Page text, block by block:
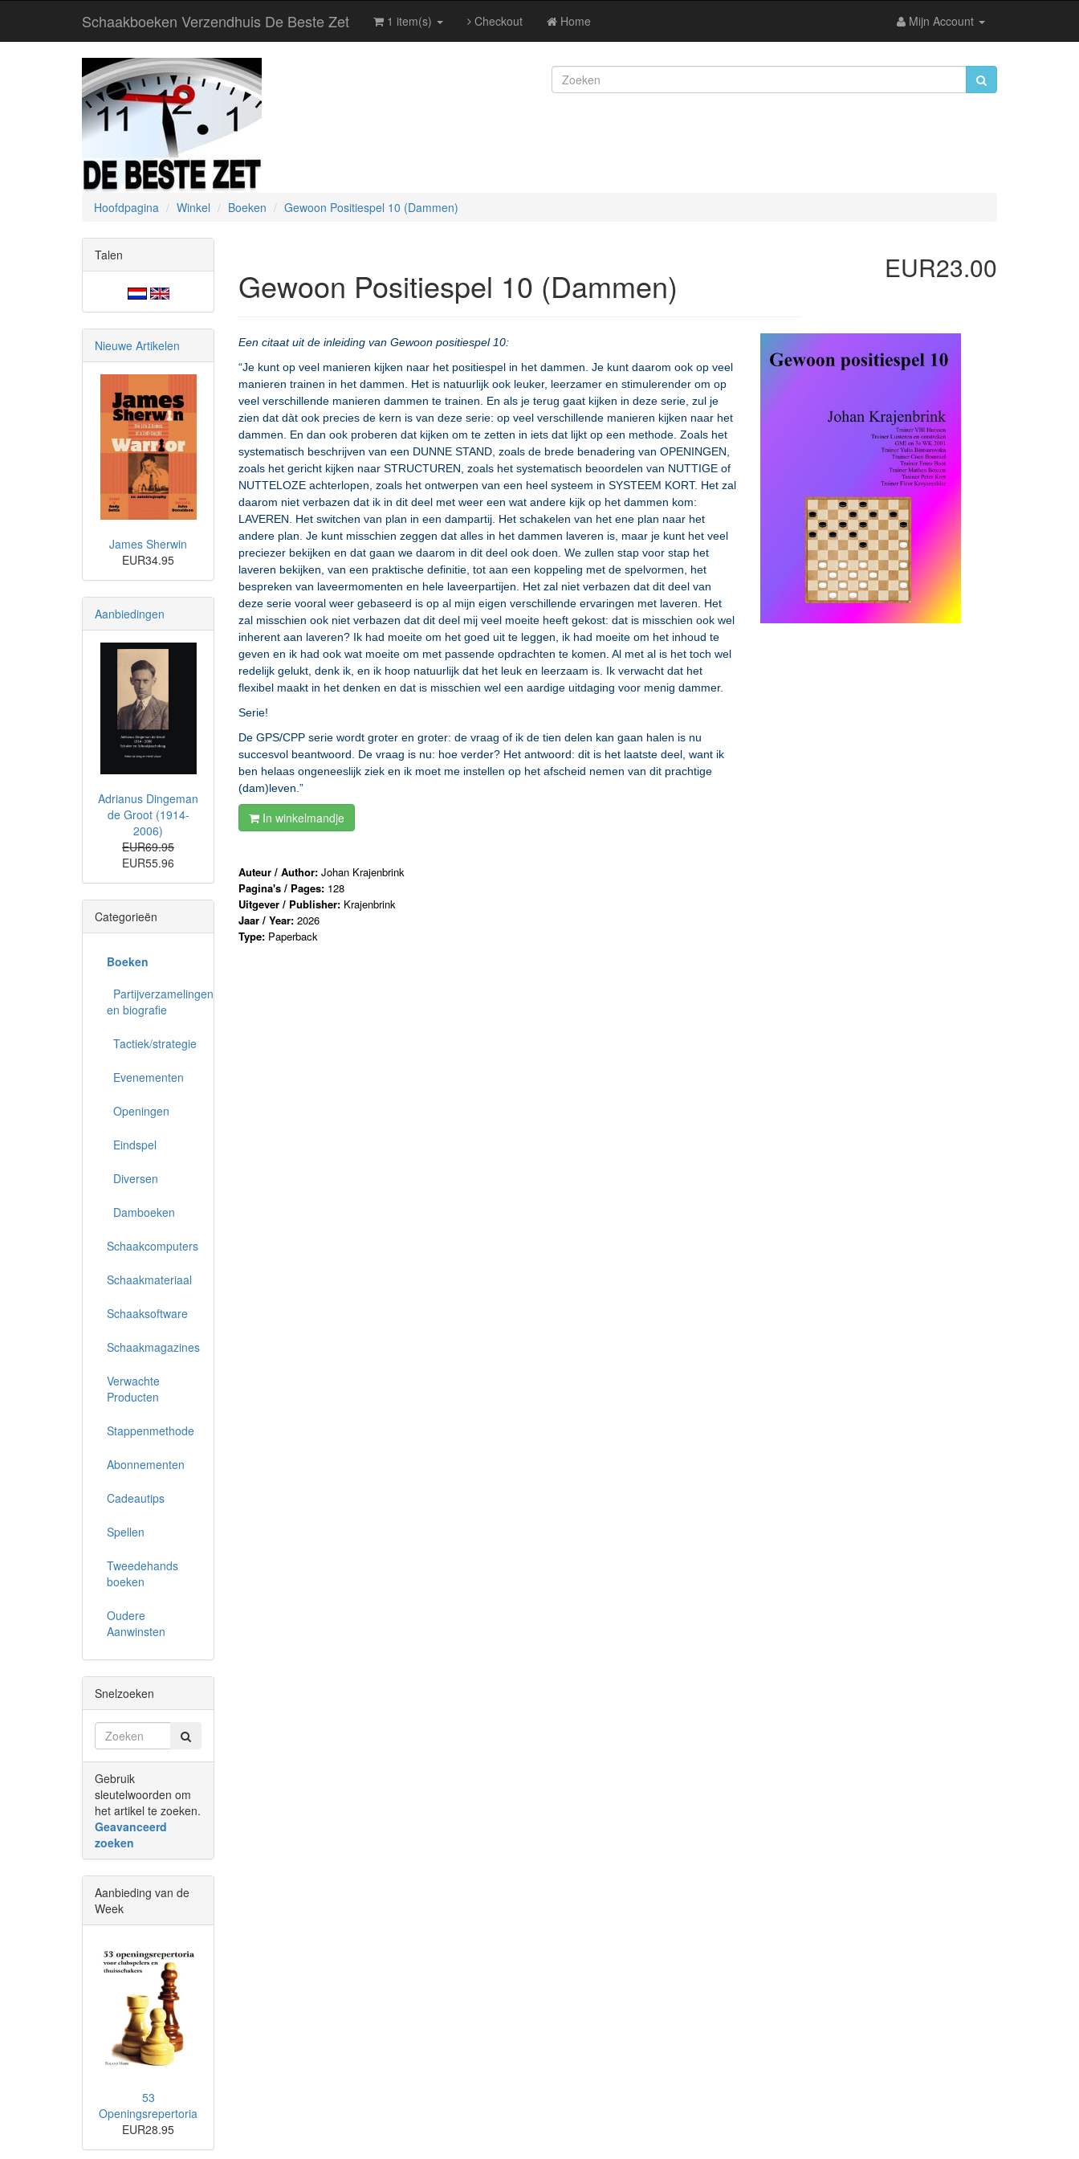
Schaakboeken Verzendhuis De Beste Zet 1 item(s) Checkout Home Mijn Account
Hoofdpagina Winkel Boeken Gewoon Positiespel 10 (Dammen)
Gewoon Positiespel 10 (Dammen) EUR23.00
Een citaat uit de inleiding van Gewoon positiespel 10:
“Je kunt op veel manieren kijken naar het positiespel in het dammen. Je kunt daarom ook op veel
manieren trainen in het dammen. Het is natuurlijk ook leuker, leerzamer en stimulerender om op
veel verschillende manieren dammen te trainen. En als je terug gaat kijken in deze serie, zul je
zien dat dàt ook precies de kern is van deze serie: op veel verschillende manieren kijken naar het
dammen. En dan ook proberen dat kijken om te zetten in iets dat lijkt op een methode. Zoals het
systematisch beschrijven van een DUNNE STAND, zoals de brede benadering van OPENINGEN,
zoals het gericht kijken naar STRUCTUREN, zoals het systematisch beoordelen van NUTTIGE of
NUTTELOZE achterlopen, zoals het ontwerpen van een heel systeem in SYSTEEM KORT. Het zal
daarom niet verbazen dat ik in dit deel met weer een wat andere kijk op het dammen kom:
LAVEREN. Het switchen van plan in een dampartij. Het schakelen van het ene plan naar het
andere plan. Je kunt misschien zeggen dat alles in het dammen laveren is, maar je kunt het veel
preciezer bekijken en dat gaan we daarom in dit deel ook doen. We zullen stap voor stap het
laveren bekijken, van een praktische definitie, tot aan een koppeling met de spelvormen, het
bespreken van laveermomenten en hele laveerpartijen. Het zal niet verbazen dat dit deel van
deze serie vooral weer gebaseerd is op al mijn eigen verschillende ervaringen met laveren. Het
zal misschien ook niet verbazen dat dit deel mij veel moeite heeft gekost: dat is misschien ook wel
inherent aan laveren? Ik had moeite om het goed uit te leggen, ik had moeite om het inhoud te
geven en ik had ook wat moeite om met passende opdrachten te komen. Al met al is het toch wel
redelijk gelukt, denk ik, en ik hoop natuurlijk dat het leuk en leerzaam is. Ik verwacht dat het
flexibel maakt in het denken en dat is misschien wel een aardige uitdaging voor menig dammer.
Serie!
De GPS/CPP serie wordt groter en groter: de vraag of ik de tien delen kan gaan halen is nu
succesvol beantwoord. De vraag is nu: hoe verder? Het antwoord: dit is het laatste deel, want ik
ben helaas ongeneeslijk ziek en ik moet me instellen op het afscheid nemen van dit prachtige
(dam)leven.”
In winkelmandje
Auteur / Author: Johan Krajenbrink
Pagina's / Pages: 128
Uitgever / Publisher: Krajenbrink
Jaar / Year: 2026
Type: Paperback
Talen
Nieuwe Artikelen
James Sherwin
EUR34.95
Aanbiedingen
Adrianus Dingeman
de Groot (1914-
2006)
EUR69.95
EUR55.96
Categorieën
Boeken
Partijverzamelingen
en biografie
Tactiek/strategie
Evenementen
Openingen
Eindspel
Diversen
Damboeken
Schaakcomputers
Schaakmateriaal
Schaaksoftware
Schaakmagazines
Verwachte
Producten
Stappenmethode
Abonnementen
Cadeautips
Spellen
Tweedehands
boeken
Oudere
Aanwinsten
Snelzoeken
Gebruik
sleutelwoorden om
het artikel te zoeken.
Geavanceerd
zoeken
Aanbieding van de
Week
53
Openingsrepertoria
EUR28.95